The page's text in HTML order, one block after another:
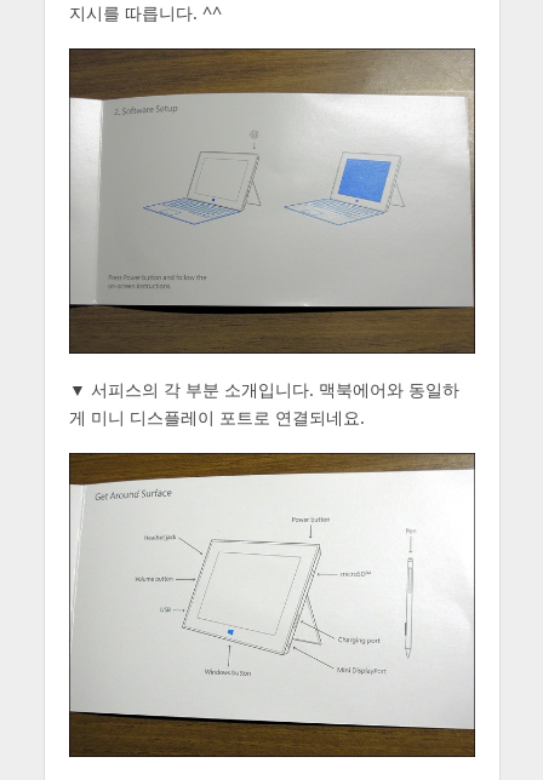
지시를 따릅니다. ^^
▼ 서피스의 각 부분 소개입니다. 맥북에어와 동일하
게 미니 디스플레이 포트로 연결되네요.